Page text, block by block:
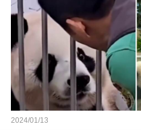
2024/01/13